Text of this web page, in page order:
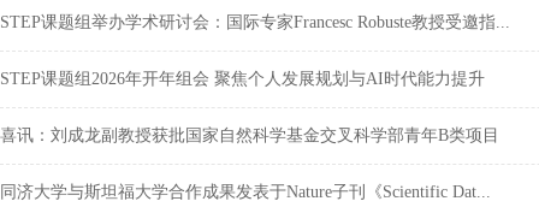
STEP课题组举办学术研讨会：国际专家Francesc Robuste教授受邀指...
STEP课题组2026年开年组会 聚焦个人发展规划与AI时代能力提升
喜讯：刘成龙副教授获批国家自然科学基金交叉科学部青年B类项目
同济大学与斯坦福大学合作成果发表于Nature子刊《Scientific Dat...